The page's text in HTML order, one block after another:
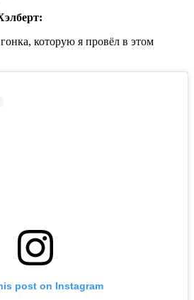
которую я провёл в этом
post on Instagram